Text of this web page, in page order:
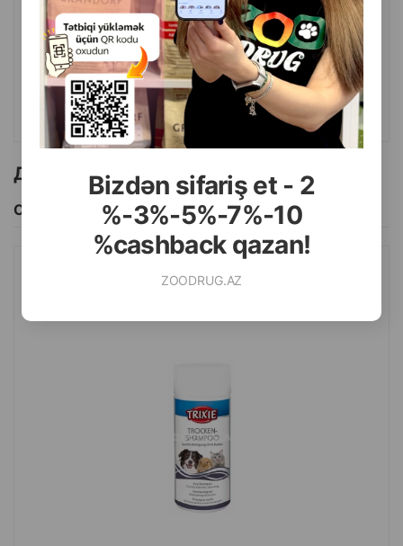
Bizdən sifariş et - 2
%-3%-5%-7%-10
%cashback qazan!
ZOODRUG.AZ
( Отзывы)
Масса Цена
Купить
1 шт
8.10
КУПИТЬ
Другие товоры бренда
Смотреть Все
СУХОЙ ШАМПУНЬ TRIXIE ГИПОАЛЛЕРГЕННЫЙ ДЛЯ СОБАК,